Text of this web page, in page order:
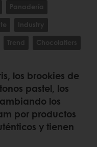
Panadería
Industry
Trend
Chocolatiers
los brookies de
pastel, los
los
por productos
y tienen